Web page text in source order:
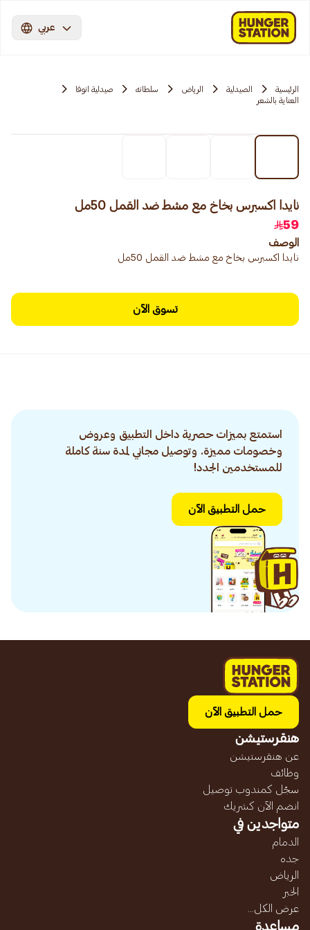
عربي
الرئيسية الصيدلية الرياض سلطانه
صيدلية انوفا
العناية بالشعر
نايدا اكسبرس بخاخ مع مشط ضد القمل 50مل
59
الوصف
نايدا اكسبرس بخاخ مع مشط ضد القمل 50مل
تسوق الآن
استمتع بميزات حصرية داخل التطبيق وعروض
وخصومات مميزة. وتوصيل مجاني لمدة سنة كاملة
للمستخدمين الجدد!
حمل التطبيق الآن
حمل التطبيق الآن
هنقرستيشن
عن هنقرستيشن
وظائف
سجّل كمندوب توصيل
انضم الآن كشريك
متواجدين في
الدمام
جده
الرياض
الخبر
عرض الكل...
مساعدة